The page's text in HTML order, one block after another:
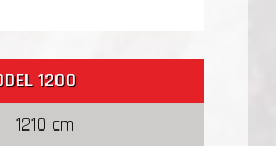
1200
1210 cm